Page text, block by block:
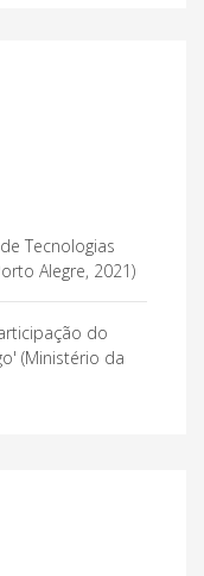
Tecnologias
Alegre, 2021)
do
(Ministério da